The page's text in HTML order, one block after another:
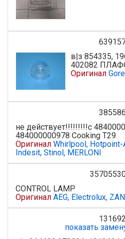
в|з 854335,
402082
Оригинал
385586
не действует!!!!!!!!!с
484000000978 Cooking T29
Оригинал Whirlpool, Hotpoint-
Indesit, Stinol, MERLONI
CONTROL LAMP
Оригинал AEG, Electrolux,
131692
показать